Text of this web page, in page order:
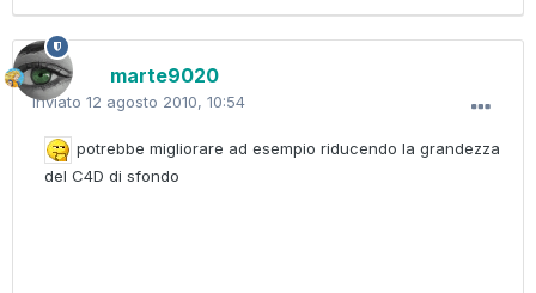
marte9020
Inviato 12 agosto 2010, 10:54
potrebbe migliorare ad esempio riducendo la grandezza
del C4D di sfondo